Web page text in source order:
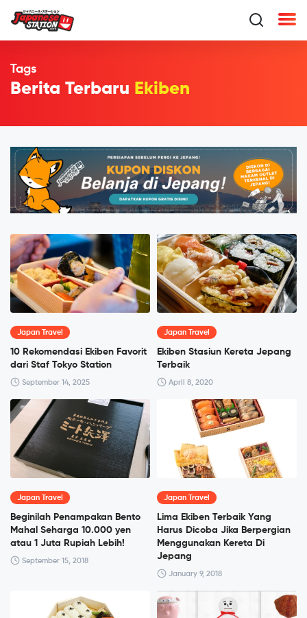
Tags
Berita Terbaru Ekiben
Japan Travel
10 Rekomendasi Ekiben Favorit
dari Staf Tokyo Station
September 14, 2025
Japan Travel
Ekiben Stasiun Kereta Jepang
Terbaik
April 8, 2020
Japan Travel
Beginilah Penampakan Bento
Mahal Seharga 10.000 yen
atau 1 Juta Rupiah Lebih!
September 15, 2018
Japan Travel
Lima Ekiben Terbaik Yang
Harus Dicoba Jika Berpergian
Menggunakan Kereta Di
Jepang
January 9, 2018